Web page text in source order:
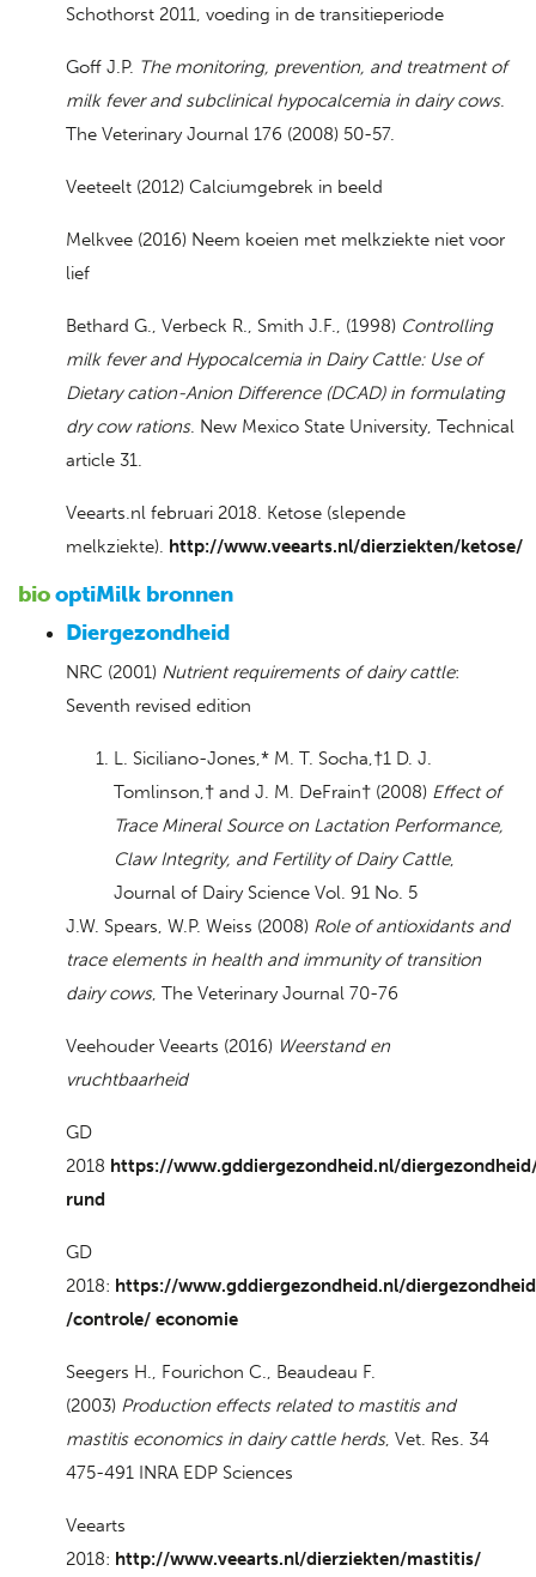
Schothorst 2011, voeding in de transitieperiode
Goff J.P. The monitoring, prevention, and treatment of
milk fever and subclinical hypocalcemia in dairy cows.
The Veterinary Journal 176 (2008) 50-57.
Veeteelt (2012) Calciumgebrek in beeld
Melkvee (2016) Neem koeien met melkziekte niet voor
lief
Bethard G., Verbeck R., Smith J.F., (1998) Controlling
milk fever and Hypocalcemia in Dairy Cattle: Use of
Dietary cation-Anion Difference (DCAD) in formulating
dry cow rations. New Mexico State University, Technical
article 31.
Veearts.nl februari 2018. Ketose (slepende
melkziekte). http://www.veearts.nl/dierziekten/ketose/
biooptiMilk bronnen
Diergezondheid
NRC (2001) Nutrient requirements of dairy cattle:
Seventh revised edition
L. Siciliano-Jones,* M. T. Socha,†1 D. J.
Tomlinson,† and J. M. DeFrain† (2008) Effect of
Trace Mineral Source on Lactation Performance,
Claw Integrity, and Fertility of Dairy Cattle,
Journal of Dairy Science Vol. 91 No. 5
J.W. Spears, W.P. Weiss (2008) Role of antioxidants and
trace elements in health and immunity of transition
dairy cows, The Veterinary Journal 70-76
Veehouder Veearts (2016) Weerstand en
vruchtbaarheid
GD
2018 https://www.gddiergezondheid.nl/
rund
GD
2018: https://www.gddiergezondheid.nl/
/controle/ economie
Seegers H., Fourichon C., Beaudeau F.
(2003) Production effects related to mastitis and
mastitis economics in dairy cattle herds, Vet. Res. 34
475-491 INRA EDP Sciences
Veearts
2018: http://www.veearts.nl/dierziekten/mastitis/